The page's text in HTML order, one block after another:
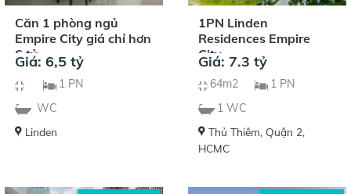
Căn 1 phòng ngủ
Empire City giá chỉ hơn
6 tỷ
Giá: 6,5 tỷ
1 PN
WC
Linden
1PN Linden
Residences Empire
City
Giá: 7.3 tỷ
64m2
1 PN
1 WC
Thủ Thiêm, Quận 2,
HCMC